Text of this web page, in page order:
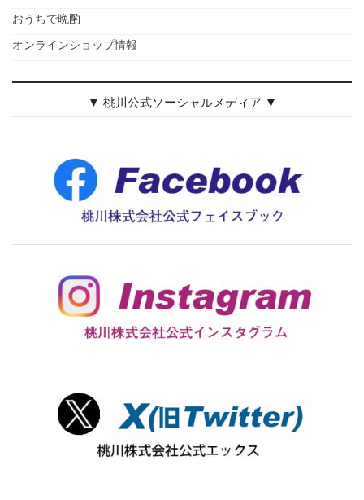
おうちで晩酌
オンラインショップ情報
▼ 桃川公式ソーシャルメディア ▼